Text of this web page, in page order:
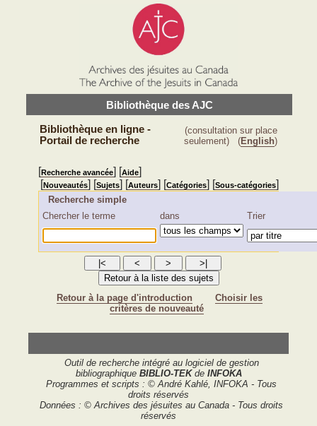
Bibliothèque des AJC
Bibliothèque en ligne -
Portail de recherche
(consultation sur place
seulement) (English)
[Recherche avancée] [Aide]
[Nouveautés] [Sujets] [Auteurs] [Catégories] [Sous-catégories]
Recherche simple
Chercher le terme
dans Trier
Retour à la page d'introduction
Choisir les
critères de nouveauté
Outil de recherche intégré au logiciel de gestion
bibliographique BIBLIO-TEKde INFOKA
Programmes et scripts : © André Kahlé, INFOKA - Tous
droits réservés
Données : © Archives des jésuites au Canada - Tous droits
réservés